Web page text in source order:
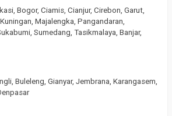
Bogor, Ciamis, Cianjur, Cirebon, Garut,
Majalengka, Pangandaran,
Sumedang, Tasikmalaya, Banjar,
Buleleng, Gianyar, Jembrana, Karangasem,